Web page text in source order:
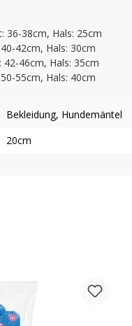
36-38cm, Hals: 25cm
42cm, Hals: 30cm
42-46cm, Hals: 35cm
55cm, Hals: 40cm
Bekleidung, Hundemäntel
20cm